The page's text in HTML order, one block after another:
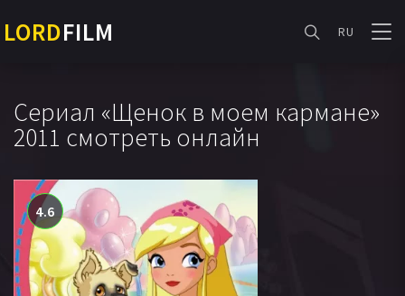
LORDFILM RU
Сериал «Щенок в моем кармане»
2011 смотреть онлайн
4.6